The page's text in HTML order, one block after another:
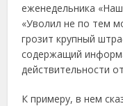
еженедельника
«Уволил не по тем
грозит крупный
содержащий
действительности
К примеру, в нем